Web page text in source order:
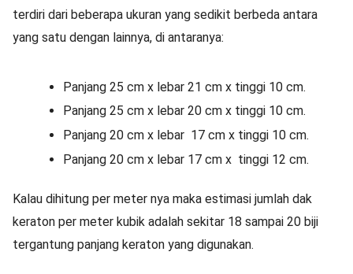
terdiri dari beberapa ukuran yang sedikit berbeda antara
yang satu dengan lainnya, di antaranya:
Panjang 25 cm x lebar 21 cm x tinggi 10 cm.
Panjang 25 cm x lebar 20 cm x tinggi 10 cm.
Panjang 20 cm x lebar 17 cm x tinggi 10 cm.
Panjang 20 cm x lebar 17 cm x tinggi 12 cm.
Kalau dihitung per meter nya maka estimasi jumlah dak
keraton per meter kubik adalah sekitar 18 sampai 20 biji
tergantung panjang keraton yang digunakan.